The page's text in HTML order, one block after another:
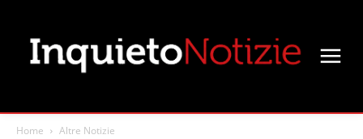
Home Altre Notizie